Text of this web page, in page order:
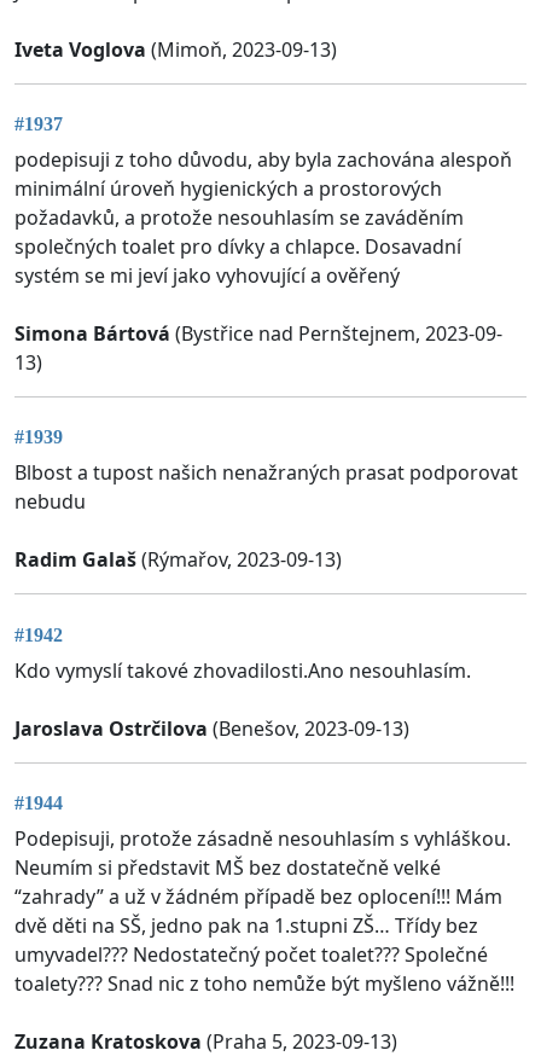
Iveta Voglova (Mimoň, 2023-09-13)
#1937
podepisuji z toho důvodu, aby byla zachována alespoň
minimální úroveň hygienických a prostorových
požadavků, a protože nesouhlasím se zaváděním
společných toalet pro dívky a chlapce. Dosavadní
systém se mi jeví jako vyhovující a ověřený
Simona Bártová (Bystřice nad Pernštejnem, 2023-09-
13)
#1939
Blbost a tupost našich nenažraných prasat podporovat
nebudu
Radim Galaš(Rýmařov, 2023-09-13)
#1942
Kdo vymyslí takové zhovadilosti.Ano nesouhlasím.
Jaroslava Ostrčilova (Benešov, 2023-09-13)
#1944
Podepisuji, protože zásadně nesouhlasím s vyhláškou.
Neumím si představit MŠ bez dostatečně velké
“zahrady” a už v žádném případě bez oplocení!!! Mám
dvě děti na SŠ, jedno pak na 1.stupni ZŠ… Třídy bez
umyvadel??? Nedostatečný počet toalet??? Společné
toalety??? Snad nic z toho nemůže být myšleno vážně!!!
Zuzana Kratoskova (Praha 5, 2023-09-13)